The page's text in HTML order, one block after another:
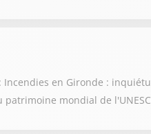
en Gironde :
mondial de